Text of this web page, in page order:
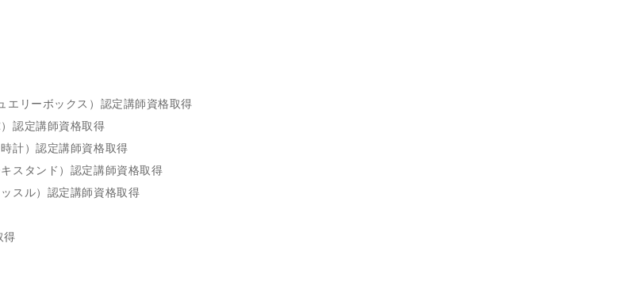
リーボックス）認定講師資格取得
認定講師資格取得
計）認定講師資格取得
スタンド）認定講師資格取得
スル）認定講師資格取得
得